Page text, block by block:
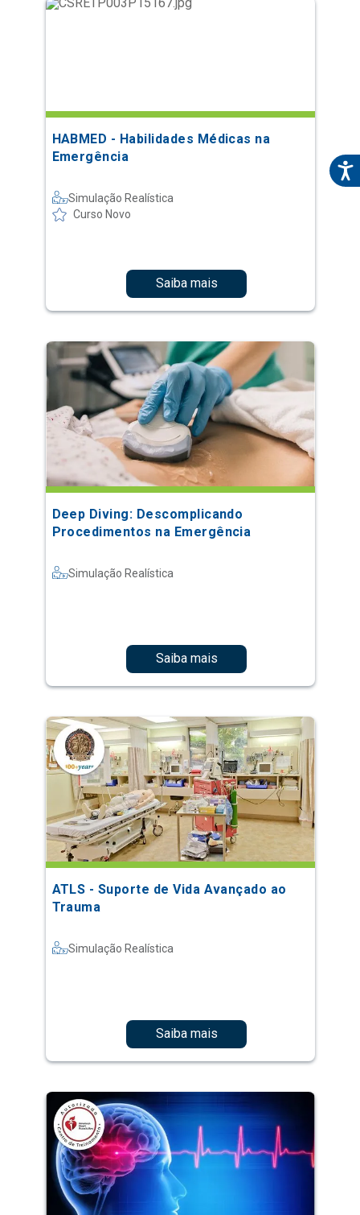
HABMED - Habilidades Médicas na
Emergência
Simulação Realística
Curso Novo
Saiba mais
Deep Diving: Descomplicando
Procedimentos na Emergência
Simulação Realística
Saiba mais
ATLS - Suporte de Vida Avançado ao
Trauma
Simulação Realística
Saiba mais